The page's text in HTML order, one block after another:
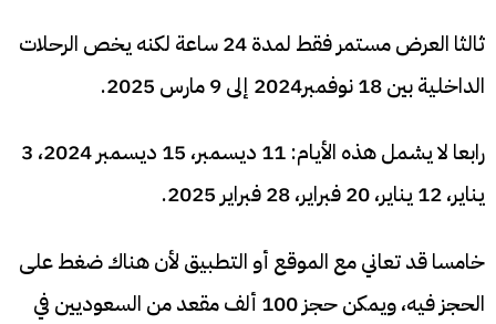
ثالثا العرض مستمر فقط لمدة 24 ساعة لكنه يخص الرحلات
الداخلية بين 18 نوفمبر2024 إلى 9 مارس 2025.
رابعا لا يشمل هذه الأيام: 11 ديسمبر، 15 ديسمبر 2024، 3
يناير، 12 يناير، 20 فبراير، 28 فبراير 2025​.
خامسا قد تعاني مع الموقع أو التطبيق لأن هناك ضغط على
الحجز فيه، ويمكن حجز 100 ألف مقعد من السعوديين في